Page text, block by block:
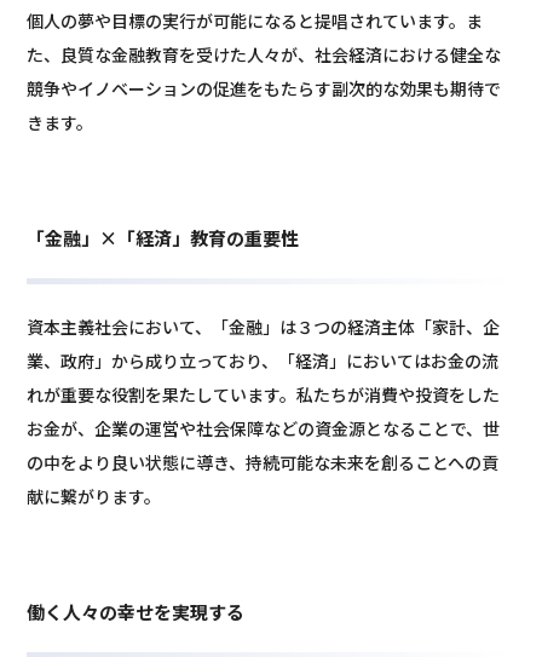
個人の夢や目標の実行が可能になると提唱されています。ま
た、良質な金融教育を受けた人々が、社会経済における健全な
競争やイノベーションの促進をもたらす副次的な効果も期待で
きます。
「金融」×「経済」教育の重要性
資本主義社会において、「金融」は３つの経済主体「家計、企
業、政府」から成り立っており、「経済」においてはお金の流
れが重要な役割を果たしています。私たちが消費や投資をした
お金が、企業の運営や社会保障などの資金源となることで、世
の中をより良い状態に導き、持続可能な未来を創ることへの貢
献に繋がります。
働く人々の幸せを実現する